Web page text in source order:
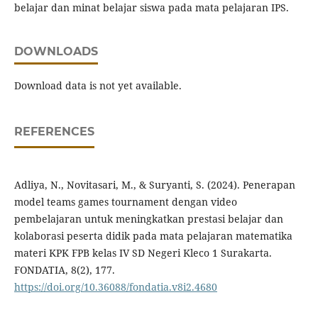
belajar dan minat belajar siswa pada mata pelajaran IPS.
DOWNLOADS
Download data is not yet available.
REFERENCES
Adliya, N., Novitasari, M., & Suryanti, S. (2024). Penerapan
model teams games tournament dengan video
pembelajaran untuk meningkatkan prestasi belajar dan
kolaborasi peserta didik pada mata pelajaran matematika
materi KPK FPB kelas IV SD Negeri Kleco 1 Surakarta.
FONDATIA, 8(2), 177.
https://doi.org/10.36088/fondatia.v8i2.4680